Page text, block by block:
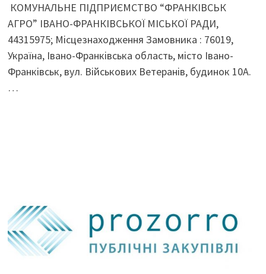
КОМУНАЛЬНЕ ПІДПРИЄМСТВО “ФРАНКІВСЬК
АГРО” ІВАНО-ФРАНКІВСЬКОЇ МІСЬКОЇ РАДИ,
44315975; Місцезнаходження Замовника : 76019,
Україна, Івано-Франківська область, місто Івано-
Франківськ, вул. Військових Ветеранів, будинок 10А.
…